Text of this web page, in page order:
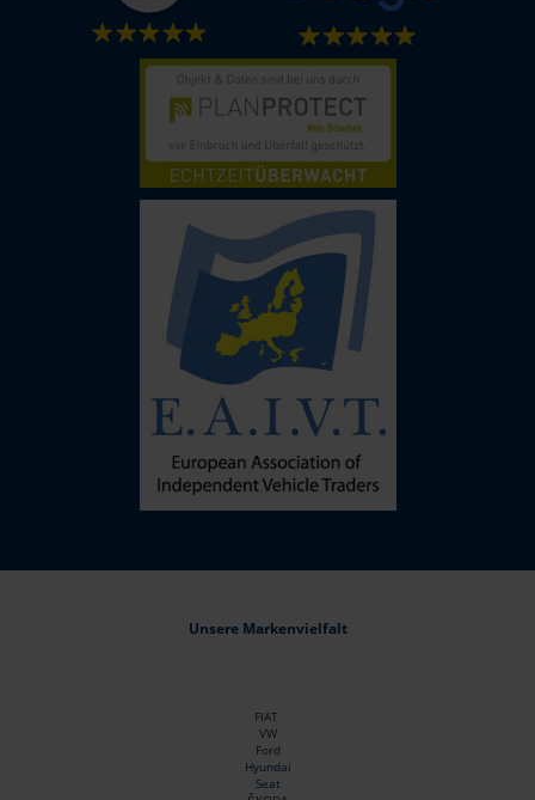
Unsere Markenvielfalt
FIAT
VW
Ford
Hyundai
Seat